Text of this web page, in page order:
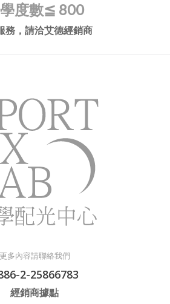
度數≦ 800
務，請洽艾德經銷商
更多內容請聯絡我們
2-25866783
經銷商據點